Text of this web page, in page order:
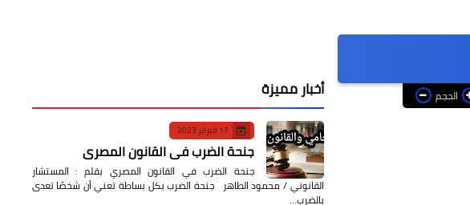
الحجم أخبار مميزة
17 فبراير 2023
جنحة الضرب في القانون المصري
جنحة الضرب في القانون المصري بقلم : المستشار
القانوني / محمود الطاهر جنحة الضرب بكل بساطة تعني أن شخصًا تعدى
بالضرب…